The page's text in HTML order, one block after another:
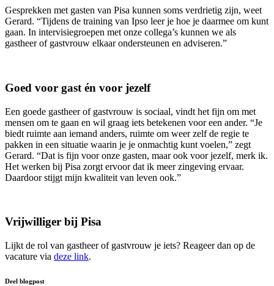
Gesprekken met gasten van Pisa kunnen soms verdrietig zijn, weet
Gerard. “Tijdens de training van Ipso leer je hoe je daarmee om kunt
gaan. In intervisiegroepen met onze collega’s kunnen we als
gastheer of gastvrouw elkaar ondersteunen en adviseren.”
Goed voor gast én voor jezelf
Een goede gastheer of gastvrouw is sociaal, vindt het fijn om met
mensen om te gaan en wil graag iets betekenen voor een ander. “Je
biedt ruimte aan iemand anders, ruimte om weer zelf de regie te
pakken in een situatie waarin je je onmachtig kunt voelen,” zegt
Gerard. “Dat is fijn voor onze gasten, maar ook voor jezelf, merk ik.
Het werken bij Pisa zorgt ervoor dat ik meer zingeving ervaar.
Daardoor stijgt mijn kwaliteit van leven ook.”
Vrijwilliger bij Pisa
Lijkt de rol van gastheer of gastvrouw je iets? Reageer dan op de
vacature via deze link.
Deel blogpost